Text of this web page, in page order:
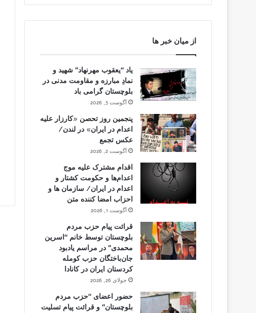
از میان خبر ها
یاد “یعقوب مهرنهاد” شهید و
نمادِ مبارزه و مقاومت مدنی در
بلوچستان گرامی باد
آگوست 3, 2026
پنجمین روز تحصن «کارزار علیه
اعدام در ایران» در لندن/
عکس تجمع
آگوست 2, 2026
اقدام مشترک علیه موج
اعدام‌ها و حکومت کشتار و
اعدام در ایران/ سازمان ها و
احزاب امضا کننده متن
آگوست 1, 2026
قرائت پیام حزب مردم
بلوچستان توسط خانم “اسرین
محمدی” در مراسم یادبود
جان‌باختگان حزب کومله
کردستان ایران در کانادا
جولای 26, 2026
حضور اعضای “حزب مردم
بلوچستان” و قرائت پیام تسلیت